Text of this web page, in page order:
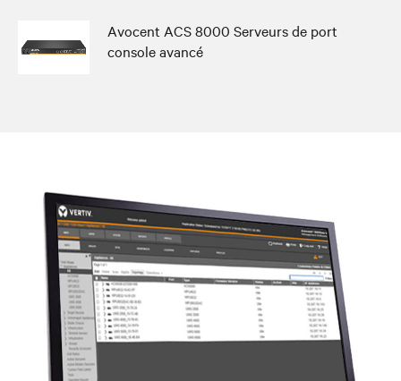
Avocent ACS 8000 Serveurs de port
console avancé